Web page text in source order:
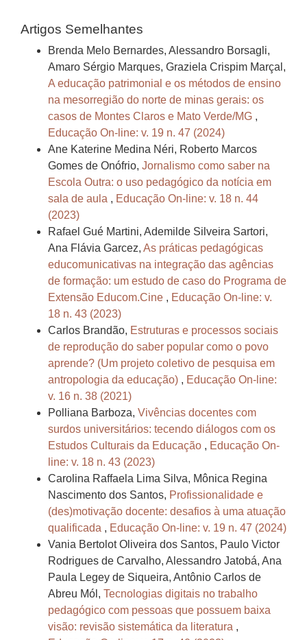
Artigos Semelhantes
Brenda Melo Bernardes, Alessandro Borsagli,
Amaro Sérgio Marques, Graziela Crispim Marçal,
A educação patrimonial e os métodos de ensino
na mesorregião do norte de minas gerais: os
casos de Montes Claros e Mato Verde/MG ,
Educação On-line: v. 19 n. 47 (2024)
Ane Katerine Medina Néri, Roberto Marcos
Gomes de Onófrio, Jornalismo como saber na
Escola Outra: o uso pedagógico da notícia em
sala de aula , Educação On-line: v. 18 n. 44
(2023)
Rafael Gué Martini, Ademilde Silveira Sartori,
Ana Flávia Garcez, As práticas pedagógicas
educomunicativas na integração das agências
de formação: um estudo de caso do Programa de
Extensão Educom.Cine , Educação On-line: v.
18 n. 43 (2023)
Carlos Brandão, Estruturas e processos sociais
de reprodução do saber popular como o povo
aprende? (Um projeto coletivo de pesquisa em
antropologia da educação) , Educação On-line:
v. 16 n. 38 (2021)
Polliana Barboza, Vivências docentes com
surdos universitários: tecendo diálogos com os
Estudos Culturais da Educação , Educação On-
line: v. 18 n. 43 (2023)
Carolina Raffaela Lima Silva, Mônica Regina
Nascimento dos Santos, Profissionalidade e
(des)motivação docente: desafios à uma atuação
qualificada , Educação On-line: v. 19 n. 47 (2024)
Vania Bertolot Oliveira dos Santos, Paulo Victor
Rodrigues de Carvalho, Alessandro Jatobá, Ana
Paula Legey de Siqueira, Antônio Carlos de
Abreu Mól, Tecnologias digitais no trabalho
pedagógico com pessoas que possuem baixa
visão: revisão sistemática da literatura ,